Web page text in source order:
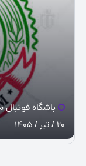
باشگاه
20 / تیر / 1405